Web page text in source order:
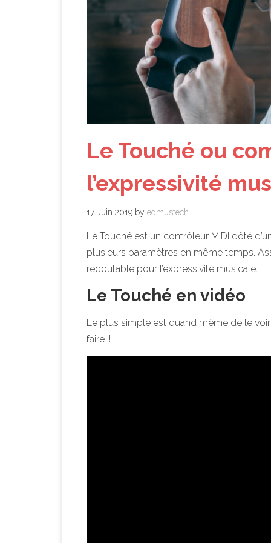
Le Touché ou
l’expressivité
17 Juin 2019 by edmustech
Le Touché est un contrôleur MIDI dôté
plusieurs paramètres en même temps.
redoutable pour l’expressivité musicale.
Le Touché en vidéo
Le plus simple est quand même de le
faire !!